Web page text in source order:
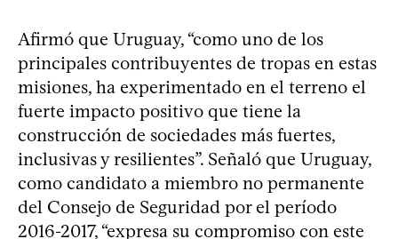
Afirmó que Uruguay, “como uno de los
principales contribuyentes de tropas en estas
misiones, ha experimentado en el terreno el
fuerte impacto positivo que tiene la
construcción de sociedades más fuertes,
inclusivas y resilientes”. Señaló que Uruguay,
como candidato a miembro no permanente
del Consejo de Seguridad por el período
2016-2017, “expresa su compromiso con este